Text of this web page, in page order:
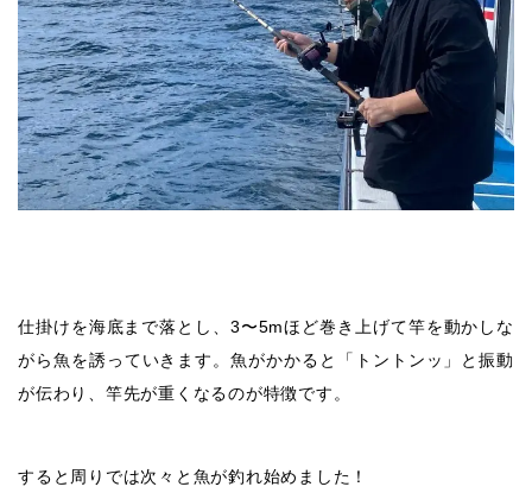
仕掛けを海底まで落とし、3〜5mほど巻き上げて竿を動かしな
がら魚を誘っていきます。魚がかかると「トントンッ」と振動
が伝わり、竿先が重くなるのが特徴です。
すると周りでは次々と魚が釣れ始めました！